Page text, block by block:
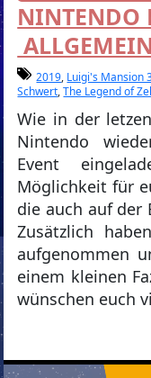
NINTENDO
ALLGEMEIN
2019, Luigi's Mansion
Schwert,The Legend of
Wie in der
Nintendo
Event
Möglichkeit für
die auch auf der
Zusätzlich
aufgenommen
einem kleinen
wünschen euch